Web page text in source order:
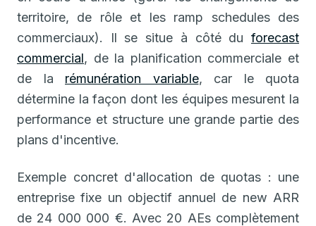
territoire, de rôle et les ramp schedules des
commerciaux). Il se situe à côté du forecast
commercial, de la planification commerciale et
de la rémunération variable, car le quota
détermine la façon dont les équipes mesurent la
performance et structure une grande partie des
plans d'incentive.
Exemple concret d'allocation de quotas : une
entreprise fixe un objectif annuel de new ARR
de 24 000 000 €. Avec 20 AEs complètement